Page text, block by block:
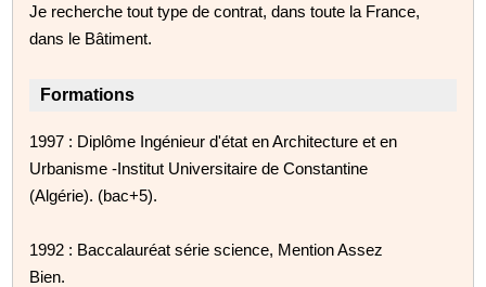
Je recherche tout type de contrat, dans toute la France,
dans le Bâtiment.
Formations
1997 : Diplôme Ingénieur d'état en Architecture et en
Urbanisme -Institut Universitaire de Constantine
(Algérie). (bac+5).
1992 : Baccalauréat série science, Mention Assez
Bien.